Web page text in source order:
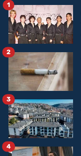
1
2
3
4